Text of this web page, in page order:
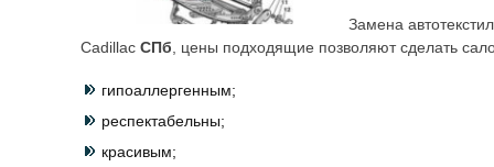
Замена
Cadillac СПб , цены подходящие позволяют сделать
гипоаллергенным;
респектабельны;
красивым;